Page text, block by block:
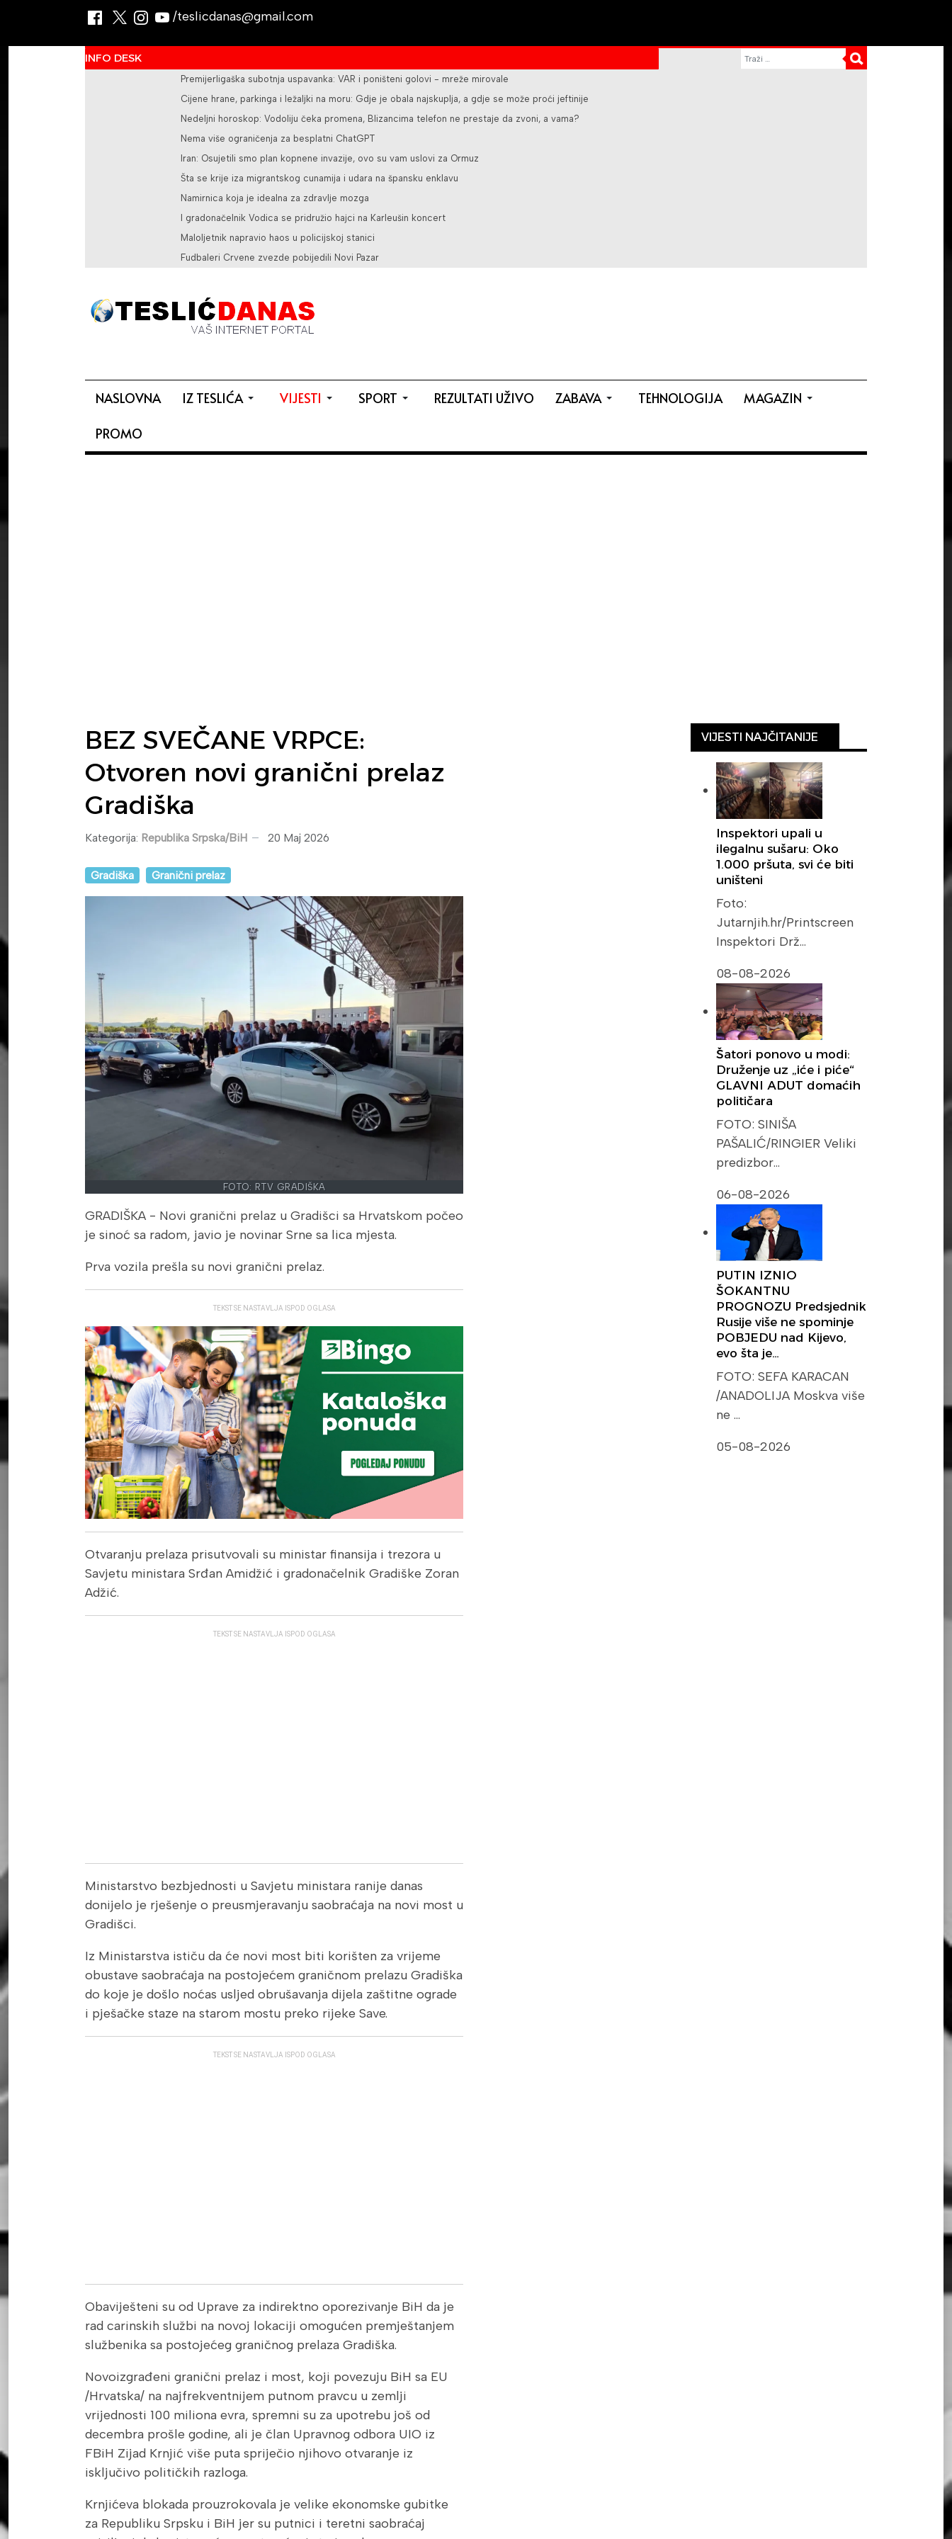
/teslicdanas@gmail.com
INFO DESK
Premijerligaška subotnja uspavanka: VAR i poništeni golovi - mreže mirovale
Cijene hrane, parkinga i ležaljki na moru: Gdje je obala najskuplja, a gdje se može proći jeftinije
Nedeljni horoskop: Vodoliju čeka promena, Blizancima telefon ne prestaje da zvoni, a vama?
Nema više ograničenja za besplatni ChatGPT
Iran: Osujetili smo plan kopnene invazije, ovo su vam uslovi za Ormuz
Šta se krije iza migrantskog cunamija i udara na špansku enklavu
Namirnica koja je idealna za zdravlje mozga
I gradonačelnik Vodica se pridružio hajci na Karleušin koncert
Maloljetnik napravio haos u policijskoj stanici
Fudbaleri Crvene zvezde pobijedili Novi Pazar
NASLOVNA IZ TESLIĆA VIJESTI SPORT REZULTATI UŽIVO ZABAVA TEHNOLOGIJA
MAGAZIN
PROMO
BEZ SVEČANE VRPCE:
Otvoren novi granični prelaz
Gradiška
Kategorija: Republika Srpska/BiH 20 Maj 2026
Gradiška Granični prelaz
FOTO: RTV GRADIŠKA
GRADIŠKA - Novi granični prelaz u Gradišci sa Hrvatskom počeo
je sinoć sa radom, javio je novinar Srne sa lica mjesta.
Prva vozila prešla su novi granični prelaz.
TEKST SE NASTAVLJA ISPOD OGLASA
Otvaranju prelaza prisutvovali su ministar finansija i trezora u
Savjetu ministara Srđan Amidžić i gradonačelnik Gradiške Zoran
Adžić.
TEKST SE NASTAVLJA ISPOD OGLASA
Ministarstvo bezbjednosti u Savjetu ministara ranije danas
donijelo je rješenje o preusmjeravanju saobraćaja na novi most u
Gradišci.
Iz Ministarstva ističu da će novi most biti korišten za vrijeme
obustave saobraćaja na postojećem graničnom prelazu Gradiška
do koje je došlo noćas usljed obrušavanja dijela zaštitne ograde
i pješačke staze na starom mostu preko rijeke Save.
TEKST SE NASTAVLJA ISPOD OGLASA
Obaviješteni su od Uprave za indirektno oporezivanje BiH da je
rad carinskih službi na novoj lokaciji omogućen premještanjem
službenika sa postojećeg graničnog prelaza Gradiška.
Novoizgrađeni granični prelaz i most, koji povezuju BiH sa EU
/Hrvatska/ na najfrekventnijem putnom pravcu u zemlji
vrijednosti 100 miliona evra, spremni su za upotrebu još od
decembra prošle godine, ali je član Upravnog odbora UIO iz
FBiH Zijad Krnjić više puta spriječio njihovo otvaranje iz
isključivo političkih razloga.
Krnjićeva blokada prouzrokovala je velike ekonomske gubitke
za Republiku Srpsku i BiH jer su putnici i teretni saobraćaj
VIJESTI NAJČITANIJE
Inspektori upali u
ilegalnu sušaru: Oko
1.000 pršuta, svi će biti
uništeni
Foto:
Jutarnjih.hr/Printscreen
Inspektori Drž…
08-08-2026
Šatori ponovo u modi:
Druženje uz „iće i piće“
GLAVNI ADUT domaćih
političara
FOTO: SINIŠA
PAŠALIĆ/RINGIER Veliki
predizbor…
06-08-2026
PUTIN IZNIO
ŠOKANTNU
PROGNOZU Predsjednik
Rusije više ne spominje
POBJEDU nad Kijevo,
evo šta je…
FOTO: SEFA KARACAN
/ANADOLIJA Moskva više
ne …
05-08-2026